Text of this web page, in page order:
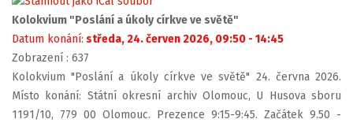
Kolokvium "Poslání a úkoly církve ve světě"
Datum konání: středa, 24. červen 2026, 09:50 - 14:45
Zobrazení : 637
Kolokvium "Poslání a úkoly církve ve světě" 24. června 2026.
Místo konání: Státní okresní archiv Olomouc, U Husova sboru
1191/10, 779 00 Olomouc. Prezence 9:15-9:45. Začátek 9.50 -